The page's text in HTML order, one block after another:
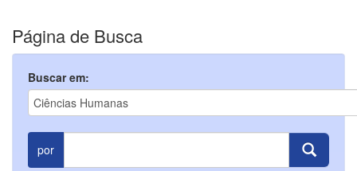
Página de Busca
Buscar em:
por